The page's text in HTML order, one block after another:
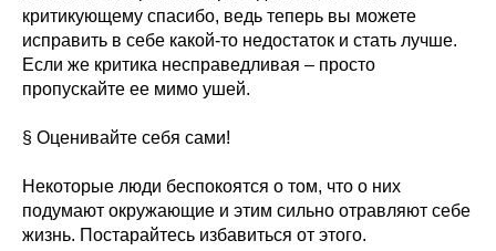
критикующему спасибо, ведь теперь вы можете
исправить в себе какой-то недостаток и стать лучше.
Если же критика несправедливая – просто
пропускайте ее мимо ушей.
§ Оценивайте себя сами!
Некоторые люди беспокоятся о том, что о них
подумают окружающие и этим сильно отравляют себе
жизнь. Постарайтесь избавиться от этого.